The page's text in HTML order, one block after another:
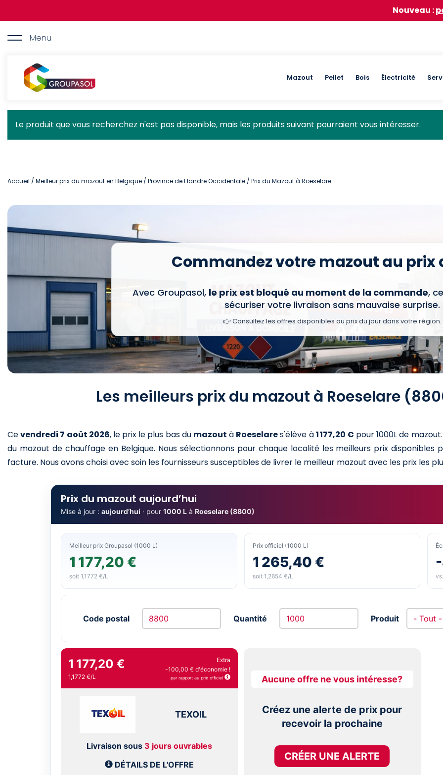
principal
participez à
Menu
Groupasol
Main
Mazout Pellet Bois Électricité
Message
d'état
Le produit que vous recherchez n'est pas disponible, mais les produits suivant pourraient vous intéresser.
Accueil / Meilleur prix du mazout en Belgique / Province de Flandre Occidentale / Prix du Mazout à Roeselare
Commandez votre mazout au prix
Avec Groupasol, le prix est bloqué au moment de la commande,
sécuriser votre livraison sans mauvaise surprise.
👉 Consultez les offres disponibles au prix du jour dans votre région.
Les meilleurs prix du mazout à Roeselare
Cevendredi 7 août 2026, le prix le plus bas du mazout à Roeselares'élève à1 177,20 € pour 1000L de mazout
du mazout de chauffage en Belgique. Nous sélectionnons pour chaque localité les meilleurs prix
facture. Nous avons choisi avec soin les fournisseurs susceptibles de livrer le meilleur mazout avec les prix les
Prix du mazout aujourd’hui
Mise à jour : aujourd’hui · pour 1000 L à Roeselare (8800)
Meilleur prix Groupasol (1000 L)
1 177,20 €
soit 1,1772 €/L
Prix officiel (1000 L)
1 265,40 €
soit 1,2654 €/L
Code postal Quantité Produit
1 177,20 €
1,1772 €/L
Extra
-100,00 € d'économie !
par rapport au prix officiel
TEXOIL
Livraison sous 3 jours ouvrables
DÉTAILS DE L'OFFRE
Aucune offre ne vous intéresse?
Créez une alerte de prix pour
recevoir la prochaine
CRÉER UNE ALERTE